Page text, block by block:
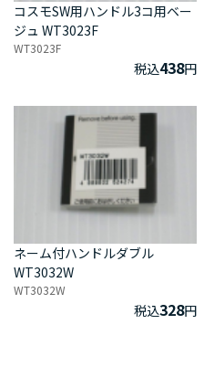
コスモSW用ハンドル3コ用ベー
ジュ WT3023F
WT3023F
税込438円
ネーム付ハンドルダブル
WT3032W
WT3032W
税込328円